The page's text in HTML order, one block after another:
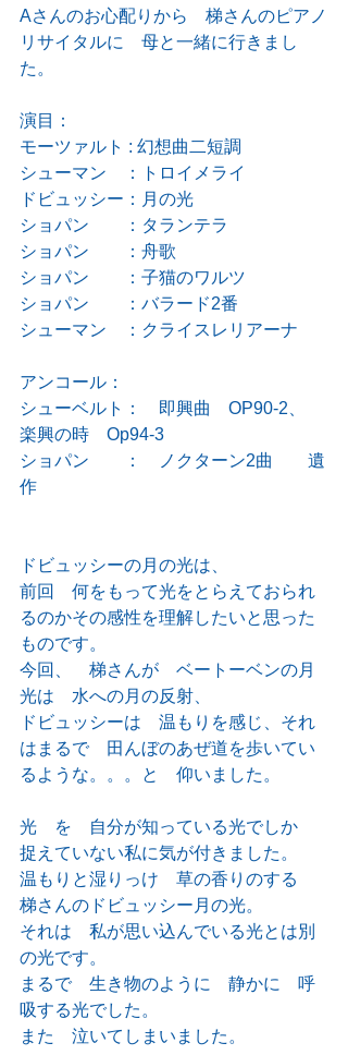
Aさんのお心配りから　梯さんのピアノ
リサイタルに　母と一緒に行きまし
た。
演目：
モーツァルト : 幻想曲二短調
シューマン　：トロイメライ
ドビュッシー：月の光
ショパン　　：タランテラ
ショパン　　：舟歌
ショパン　　：子猫のワルツ
ショパン　　：バラード2番
シューマン　：クライスレリアーナ
アンコール：
シューベルト：　即興曲　OP90-2、
楽興の時　Op94-3
ショパン　　：　ノクターン2曲　　遺
作
ドビュッシーの月の光は、
前回　何をもって光をとらえておられ
るのかその感性を理解したいと思った
ものです。
今回、　梯さんが　ベートーベンの月
光は　水への月の反射、
ドビュッシーは　温もりを感じ、それ
はまるで　田んぼのあぜ道を歩いてい
るような。。。と　仰いました。
光　を　自分が知っている光でしか
捉えていない私に気が付きました。
温もりと湿りっけ　草の香りのする
梯さんのドビュッシー月の光。
それは　私が思い込んでいる光とは別
の光です。
まるで　生き物のように　静かに　呼
吸する光でした。
また　泣いてしまいました。